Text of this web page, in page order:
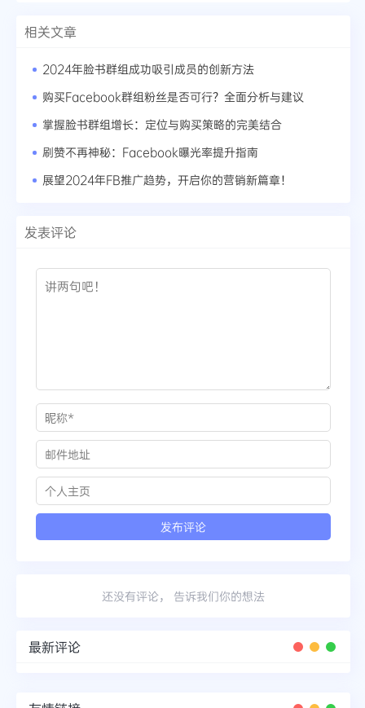
相关文章
2024年脸书群组成功吸引成员的创新方法
购买Facebook群组粉丝是否可行？全面分析与建议
掌握脸书群组增长：定位与购买策略的完美结合
刷赞不再神秘：Facebook曝光率提升指南
展望2024年FB推广趋势，开启你的营销新篇章！
发表评论
还没有评论， 告诉我们你的想法
最新评论